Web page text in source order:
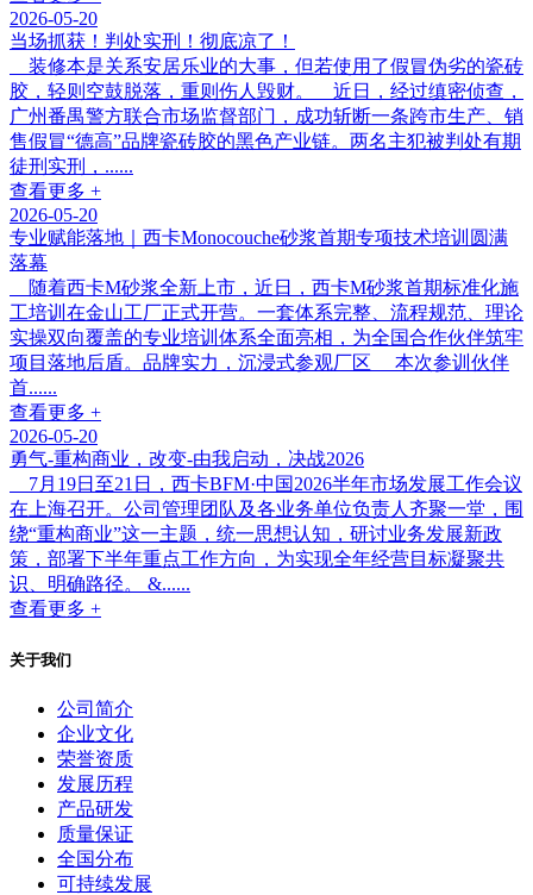
2026-05-20
当场抓获！判处实刑！彻底凉了！
装修本是关系安居乐业的大事，但若使用了假冒伪劣的瓷砖
胶，轻则空鼓脱落，重则伤人毁财。 近日，经过缜密侦查，
广州番禺警方联合市场监督部门，成功斩断一条跨市生产、销
售假冒“德高”品牌瓷砖胶的黑色产业链。两名主犯被判处有期
徒刑实刑，......
查看更多 +
2026-05-20
专业赋能落地｜西卡Monocouche砂浆首期专项技术培训圆满
落幕
随着西卡M砂浆全新上市，近日，西卡M砂浆首期标准化施
工培训在金山工厂正式开营。一套体系完整、流程规范、理论
实操双向覆盖的专业培训体系全面亮相，为全国合作伙伴筑牢
项目落地后盾。品牌实力，沉浸式参观厂区 本次参训伙伴
首......
查看更多 +
2026-05-20
勇气-重构商业，改变-由我启动，决战2026
7月19日至21日，西卡BFM·中国2026半年市场发展工作会议
在上海召开。公司管理团队及各业务单位负责人齐聚一堂，围
绕“重构商业”这一主题，统一思想认知，研讨业务发展新政
策，部署下半年重点工作方向，为实现全年经营目标凝聚共
识、明确路径。 &......
查看更多 +
关于我们
公司简介
企业文化
荣誉资质
发展历程
产品研发
质量保证
全国分布
可持续发展